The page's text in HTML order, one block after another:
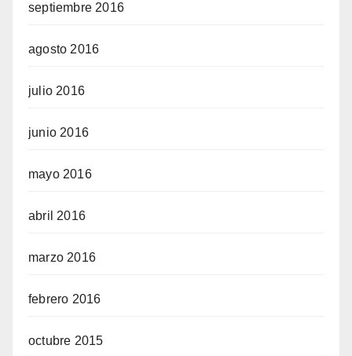
septiembre 2016
agosto 2016
julio 2016
junio 2016
mayo 2016
abril 2016
marzo 2016
febrero 2016
octubre 2015